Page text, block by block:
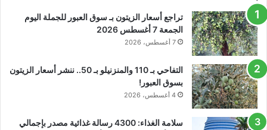
تراجع أسعار الزيتون بـ سوق العبور للجملة اليوم
الجمعة 7 أغسطس 2026
7 أغسطس، 2026
التفاحي بـ 110 والمنزنيلو بـ 50.. ننشر أسعار الزيتون
بسوق العبور!
4 أغسطس، 2026
سلامة الغذاء: 4300 رسالة غذائية مصدر بإجمالي